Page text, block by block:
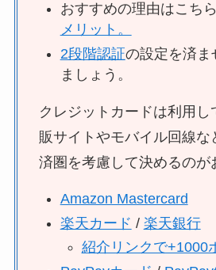
おすすめの理由はこち
メリット。
2段階認証の設定を済ま
ましょう。
クレジットカードは利用し
販サイトやモバイル回線な
済圏を考慮して決めるのが
Amazon Mastercard
楽天カード / 楽天銀行
紹介リンクで+1000